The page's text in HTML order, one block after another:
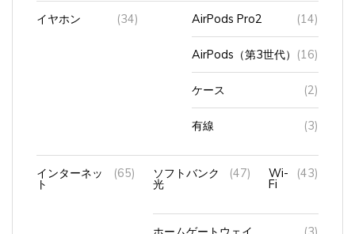
イヤホン (34) AirPods Pro2 (14)
AirPods（第3世代） (16)
ケース (2)
有線 (3)
インターネッ
ト
(65) ソフトバンク
光
(47) Wi-
Fi
(43)
ホームゲートウェイ (3)